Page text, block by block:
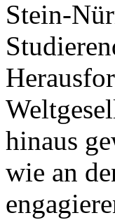
Stein-
hinaus
wie an